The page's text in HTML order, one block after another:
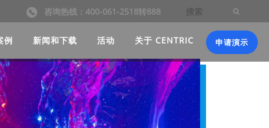
咨询热线：400-061-2518转888
例 新闻和下载 活动 关于 CENTRIC 申请演示